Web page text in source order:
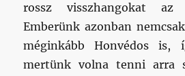
rossz visszhangokat az
Emberünk azonban
méginkább Honvédos is,
mertünk volna tenni arra